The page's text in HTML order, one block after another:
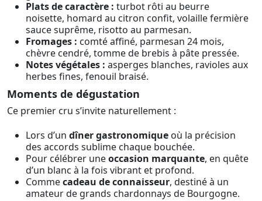
Plats de caractère : turbot rôti au beurre
noisette, homard au citron confit, volaille fermière
sauce suprême, risotto au parmesan.
Fromages : comté affiné, parmesan 24 mois,
chèvre cendré, tomme de brebis à pâte pressée.
Notes végétales : asperges blanches, ravioles aux
herbes fines, fenouil braisé.
Moments de dégustation
Ce premier cru s’invite naturellement :
Lors d’un dîner gastronomique où la précision
des accords sublime chaque bouchée.
Pour célébrer uneoccasion marquante, en quête
d’un blanc à la fois vibrant et profond.
Commecadeau de connaisseur, destiné à un
amateur de grands chardonnays de Bourgogne.